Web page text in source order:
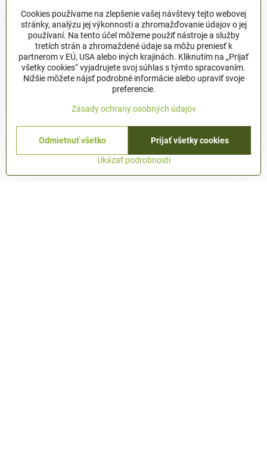
Delphin BOXER 4 / fluo žltá -
0,50mm 41.70kg 1100m
Delphin BOXER 4 / fluo žltá -
0,50mm 41.70kg 1100m
Skladom
52,22 €
Delphin BOXER zelená -
1,00mm 78,2kg 500m
Delphin BOXER zelená - 1,00mm
78,2kg 500m
Skladom
36,85 €
Nie sú žiadne ďalšie produkty.
1 2
Cookies používame na zlepšenie vašej návštevy tejto webovej
stránky, analýzu jej výkonnosti a zhromažďovanie údajov o jej
používaní. Na tento účel môžeme použiť nástroje a služby
tretích strán a zhromaždené údaje sa môžu preniesť k
partnerom v EÚ, USA alebo iných krajinách. Kliknutím na „Prijať
všetky cookies“ vyjadrujete svoj súhlas s týmto spracovaním.
Nižšie môžete nájsť podrobné informácie alebo upraviť svoje
preferencie.
Zásady ochrany osobných údajov
Ukázať podrobnosti
Prijať všetky cookies
Odmietnuť všetko